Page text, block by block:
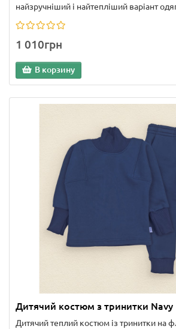
найзручніший і найтепліший варіант
1 010грн
В корзину
Дитячий костюм з тринитки Navy
Дитячий теплий костюм із тринитки на